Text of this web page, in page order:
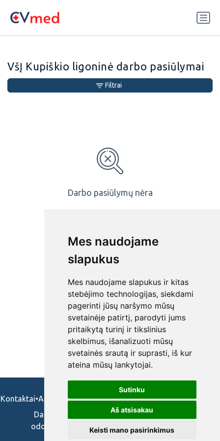
Mes naudojame
slapukus
Mes naudojame slapukus ir kitas
stebėjimo technologijas, siekdami
pagerinti jūsų naršymo mūsų
svetainėje patirtį, parodyti jums
pritaikytą turinį ir tikslinius
skelbimus, išanalizuoti mūsų
svetainės srautą ir suprasti, iš kur
ateina mūsų lankytojai.
Sutinku
Aš atsisakau
Keisti mano pasirinkimus
VšĮ Kupiškio ligoninė darbo pasiūlymai
Darbo pasiūlymų nėra
Filtrai
Kontaktai•Apie mus•Naudojimosi taisykės•Privatumo politika
Darbo skelbimai ir pasiūlymai: gydytojams,
odontologams, slaugytojams, veterinarams,